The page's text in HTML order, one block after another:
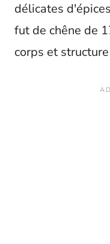
délicates
fut de chêne de
corps et